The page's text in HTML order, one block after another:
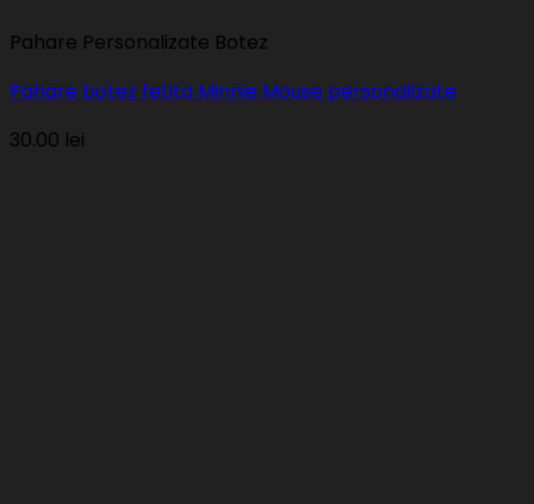
Pahare Personalizate Botez
Pahare botez fetita Minnie Mouse personalizate
30.00 lei